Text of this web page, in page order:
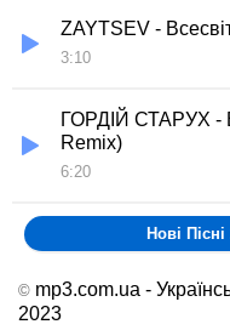
ZAYTSEV -
3:10
ГОРДІЙ СТАРУХ -
Remix)
6:20
Нові
© mp3.com.ua -
2023